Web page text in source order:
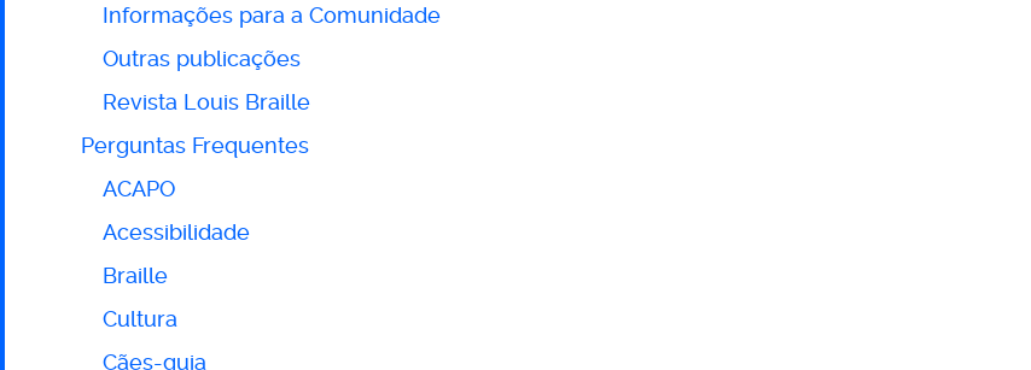
Informações para a Comunidade
Outras publicações
Revista Louis Braille
Perguntas Frequentes
ACAPO
Acessibilidade
Braille
Cultura
Cães-guia